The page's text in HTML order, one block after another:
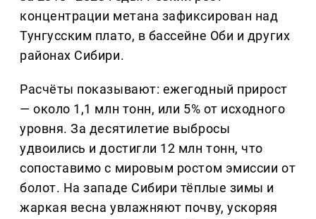
концентрации метана зафиксирован над
Тунгусским плато, в бассейне Оби и других
районах Сибири.
Расчёты показывают: ежегодный прирост
— около 1,1 млн тонн, или 5% от исходного
уровня. За десятилетие выбросы
удвоились и достигли 12 млн тонн, что
сопоставимо с мировым ростом эмиссии от
болот. На западе Сибири тёплые зимы и
жаркая весна увлажняют почву, ускоряя